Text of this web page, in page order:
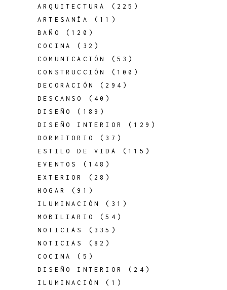
ARQUITECTURA
(225)
ARTESANÍA
(11)
BAÑO
(120)
COCINA
(32)
COMUNICACIÓN
(53)
CONSTRUCCIÓN
(100)
DECORACIÓN
(294)
DESCANSO
(40)
DISEÑO
(189)
DISEÑO INTERIOR
(129)
DORMITORIO
(37)
ESTILO DE VIDA
(115)
EVENTOS
(148)
EXTERIOR
(28)
HOGAR
(91)
ILUMINACIÓN
(31)
MOBILIARIO
(54)
NOTICIAS
(335)
NOTICIAS
(82)
COCINA
(5)
DISEÑO INTERIOR
(24)
ILUMINACIÓN
(1)